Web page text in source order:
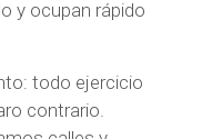
y ocupan rápido
todo ejercicio
contrario.